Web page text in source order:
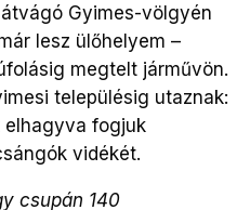
Gyimes-völgyén
lesz ülőhelyem –
megtelt járművön.
településig utaznak:
fogjuk
vidékét.
csupán 140